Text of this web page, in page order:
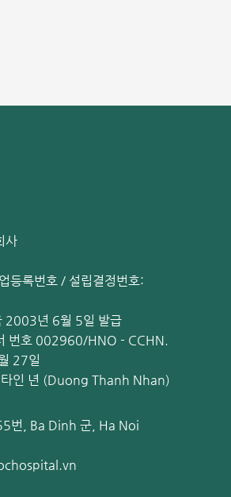
사
등록번호 / 설립결정번호:
2003년 6월 5일 발급
번호 002960/HNO - CCHN.
27일
타인 년 (Duong Thanh Nhan)
번, Ba Dinh 군, Ha Noi